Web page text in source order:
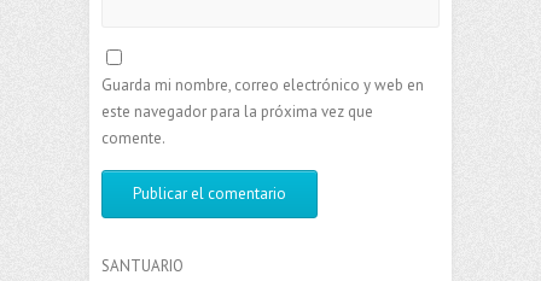
Guarda mi nombre, correo electrónico y web en
este navegador para la próxima vez que
comente.
SANTUARIO